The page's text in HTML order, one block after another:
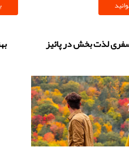
تهران یافت می‌شود. این آثار
بر جهان است.
لذت بخش در پائیز